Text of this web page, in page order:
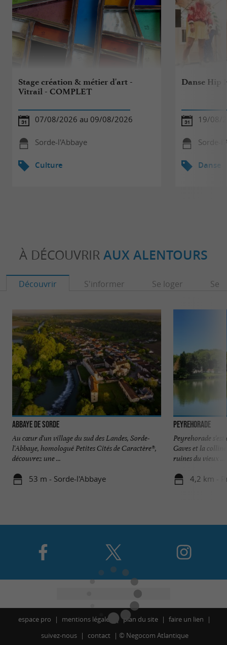
Stage création & métier d'art -
Vitrail - COMPLET
07/08/2026 au 09/08/2026
Sorde-l'Abbaye
Culture
Danse Hip
19/08/
Sorde-
Danse
À DÉCOUVRIR AUX ALENTOURS
Découvrir S'informer Se loger Se
Abbaye de Sorde
Au cœur d'un village du sud des Landes, Sorde-
l'Abbaye, homologué Petites Cités de Caractère®,
découvrez une ...
53 m - Sorde-l'Abbaye
Peyrehorade
Peyrehorade
Gaves et la
ruines du vieux ...
4,2 km -
espace pro mentions légales plan du site
faire un lien
suivez-nous
contact © Negocom Atlantique